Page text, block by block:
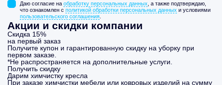
Даю согласие на обработку персональных данных , а также подтверждаю,
что ознакомлен с политикой обработки персональных данных и условиями
пользовательского соглашения
Акции и скидки компании
Скидка 15%
на первый заказ
Получите купон и гарантированную скидку на уборку при
первом заказе.
*Не распространяется на дополнительные услуги.
Получить скидку
Дарим химчистку кресла
При заказе химчистки мебели или ковровых изделий на сумму